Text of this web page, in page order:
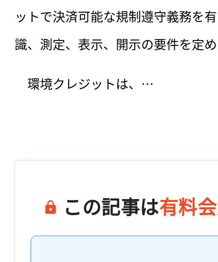
ットで決済可能な規制遵守義務を
識、測定、表示、開示の要件を定
環境クレジットは、…
この記事は有料